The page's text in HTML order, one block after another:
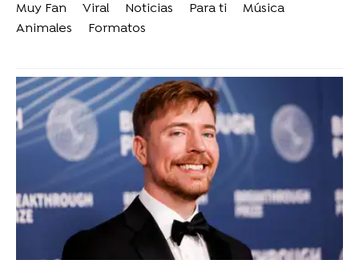
Muy Fan Viral Noticias Para ti
Música
Animales
Formatos